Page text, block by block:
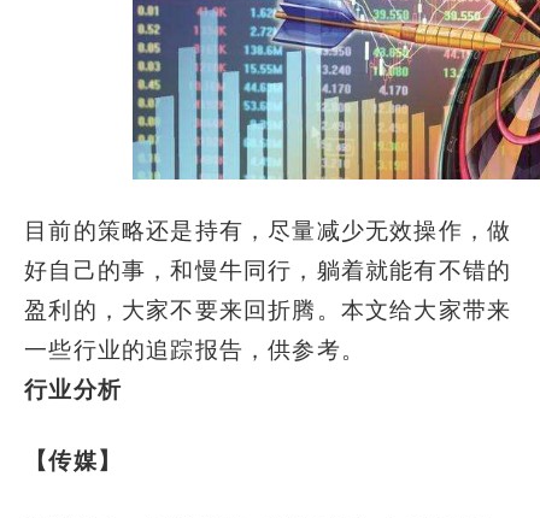
目前的策略还是持有，尽量减少无效操作，做
好自己的事，和慢牛同行，躺着就能有不错的
盈利的，大家不要来回折腾。本文给大家带来
一些行业的追踪报告，供参考。
行业分析
【传媒】